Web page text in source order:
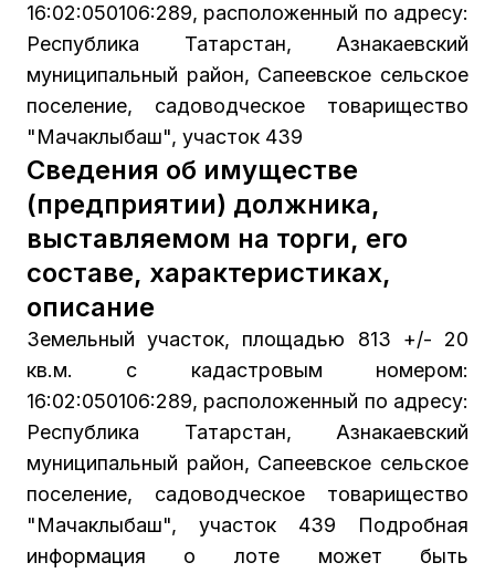
16:02:050106:289, расположенный по адресу:
Республика Татарстан, Азнакаевский
муниципальный район, Сапеевское сельское
поселение, садоводческое товарищество
"Мачаклыбаш", участок 439
Сведения об имуществе
(предприятии) должника,
выставляемом на торги, его
составе, характеристиках,
описание
Земельный участок, площадью 813 +/- 20
кв.м. с кадастровым номером:
16:02:050106:289, расположенный по адресу:
Республика Татарстан, Азнакаевский
муниципальный район, Сапеевское сельское
поселение, садоводческое товарищество
"Мачаклыбаш", участок 439 Подробная
информация о лоте может быть